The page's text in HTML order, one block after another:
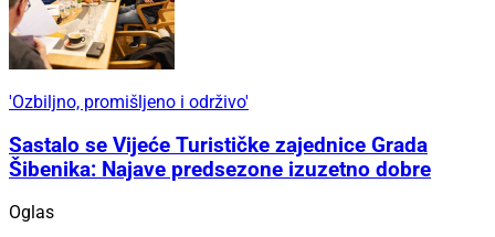
'Ozbiljno, promišljeno i održivo'
Sastalo se Vijeće Turističke zajednice Grada
Šibenika: Najave predsezone izuzetno dobre
Oglas